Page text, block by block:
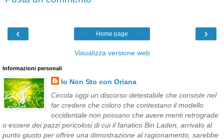
‹ ›
Home page
Visualizza versione web
Informazioni personali
Io Non Sto con Oriana
Circola oggi un discorso detestabile che consiste nel
far credere che coloro che contestano il modello
occidentale non possano che avere menti retrograde
o essere dei pazzi pericolosi di cui il fanatico Bin Laden, arrivato al
punto giusto per offrire una dimostrazione al ragionamento, sarebbe